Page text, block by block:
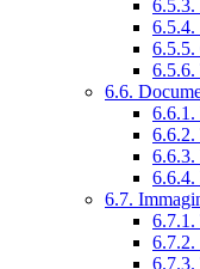
6.5.3.
6.5.4.
6.5.5.
6.5.6.
6.6.
6.6.1.
6.6.2.
6.6.3.
6.6.4.
6.7.
6.7.1.
6.7.2.
6.7.3.